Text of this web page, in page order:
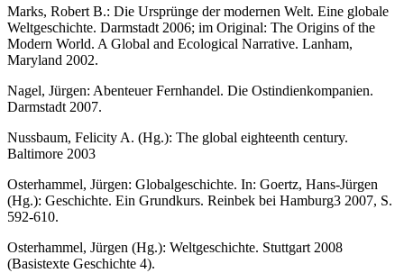
Marks, Robert B.: Die Ursprünge der modernen Welt. Eine globale
Weltgeschichte. Darmstadt 2006; im Original: The Origins of the
Modern World. A Global and Ecological Narrative. Lanham,
Maryland 2002.
Nagel, Jürgen: Abenteuer Fernhandel. Die Ostindienkompanien.
Darmstadt 2007.
Nussbaum, Felicity A. (Hg.): The global eighteenth century.
Baltimore 2003
Osterhammel, Jürgen: Globalgeschichte. In: Goertz, Hans-Jürgen
(Hg.): Geschichte. Ein Grundkurs. Reinbek bei Hamburg3 2007, S.
592-610.
Osterhammel, Jürgen (Hg.): Weltgeschichte. Stuttgart 2008
(Basistexte Geschichte 4).